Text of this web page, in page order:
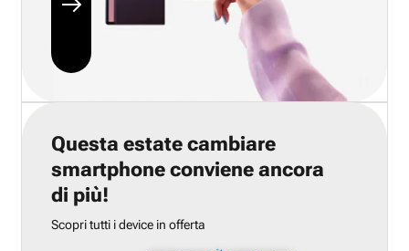
Questa estate cambiare
smartphone conviene ancora
di più!
Scopri tutti i device in offerta